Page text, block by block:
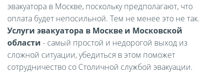
эвакуатора в Москве, поскольку предполагают, что
оплата будет непосильной. Тем не менее это не так.
Услуги эвакуатора в Москве и Московской
области - самый простой и недорогой выход из
сложной ситуации, убедиться в этом поможет
сотрудничество со Столичной службой эвакуации.